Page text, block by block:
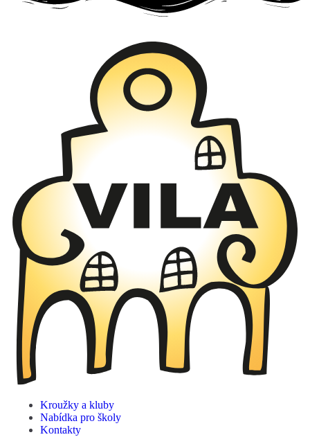
Kroužky a kluby
Nabídka pro školy
Kontakty